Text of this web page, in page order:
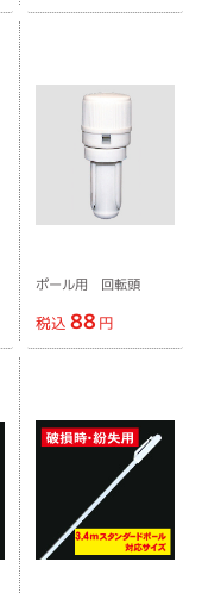
ポール用 回転頭
税込 88 円